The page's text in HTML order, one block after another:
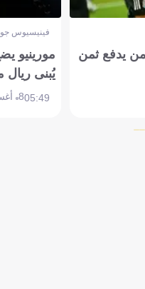
يدفع ثمن
فينيسيوس
مورينيو
يُبنى ريال
05:498 أغسطس 2026